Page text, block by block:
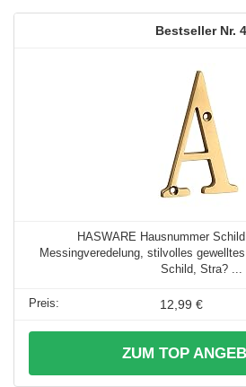
4
HASWARE Hausnummer
Messingveredelung, stilvolles
Schild, Stra? ...
12,99 €
ZUM TOP